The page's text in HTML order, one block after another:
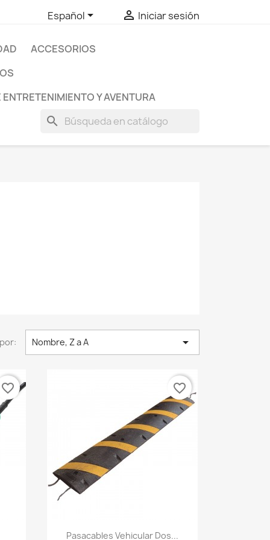
Español  Iniciar sesión
ACCESORIOS
Y AVENTURA
search
Nombre, Z a A 
favorite_border
Vista rápida
Pasacables Vehicular Dos...
favorite_border